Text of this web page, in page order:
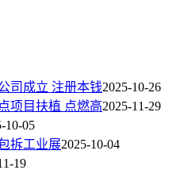
司成立 注册本钱2025-10-26
项目扶植 点燃高2025-11-29
10-05
拆工业展2025-10-04
19